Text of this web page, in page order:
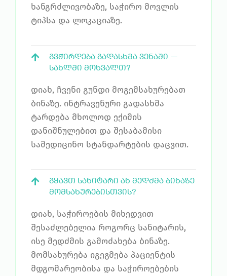
ხანგრძლივობაზე, საჭირო მოვლის
ტიპსა და ლოკაციაზე.
ᲒᲕᲭᲘᲠᲓᲔᲑᲐ ᲒᲐᲓᲐᲡᲮᲛᲐ ᲕᲔᲜᲐᲨᲘ —
ᲡᲐᲮᲚᲨᲘ ᲛᲝᲮᲕᲐᲚᲗ?
დიახ, ჩვენი გუნდი მოგემსახურებათ
ბინაზე. ინტრავენური გადასხმა
ტარდება მხოლოდ ექიმის
დანიშნულებით და შესაბამისი
სამედიცინო სტანდარტების დაცვით.
ᲒᲧᲐᲕᲗ ᲡᲐᲜᲘᲢᲐᲠᲘ ᲐᲜ ᲛᲔᲓᲫᲛᲐ ᲑᲘᲜᲐᲖᲔ
ᲛᲝᲛᲡᲐᲮᲣᲠᲔᲑᲘᲡᲗᲕᲘᲡ?
დიახ, საჭიროების მიხედვით
შესაძლებელია როგორც სანიტარის,
ისე მედძმის გამოძახება ბინაზე.
მომსახურება იგეგმება პაციენტის
მდგომარეობისა და საჭიროებების